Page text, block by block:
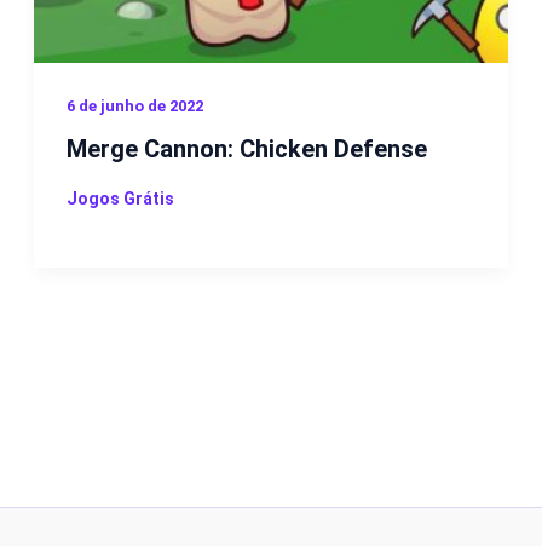
6 de junho de 2022
Merge Cannon: Chicken Defense
Jogos Grátis